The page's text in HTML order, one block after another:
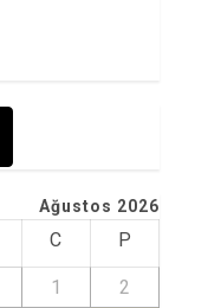
Ağustos 2026
C P
1
2